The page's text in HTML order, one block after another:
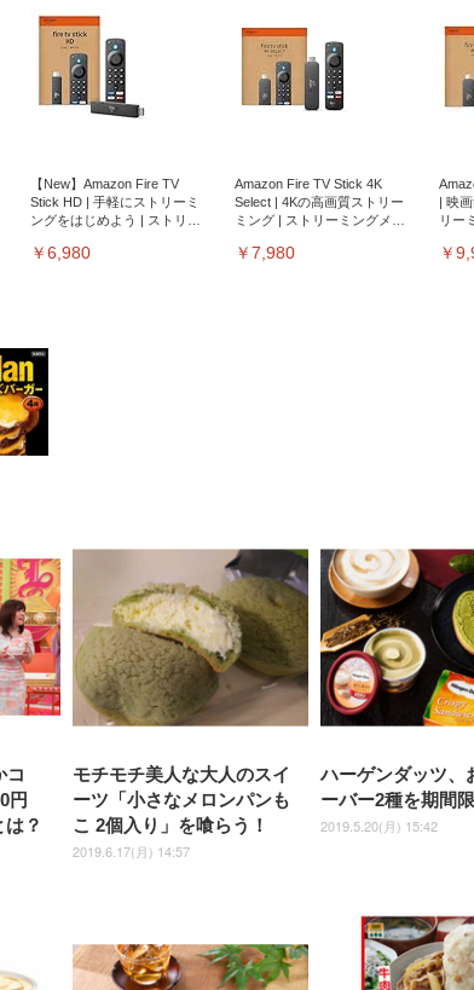
【New】Amazon Fire TV
Stick HD | 手軽にストリーミ
ングをはじめよう | ストリー
￥6,980
Amazon Fire TV Stick 4K
Select | 4Kの高画質ストリー
ミング | ストリーミングメデ
￥7,980
| 映
リー
￥
／デスクチェア メッシュチェ
ア 人間工学 疲れない ブラッ
ク
￥27,999
チェア 疲れない テレワーク
チェア 強化バックレスト 30
度ロッキング機能 人間工学 椅
子 腰サポート 90度跳ね上げ
式アームレスト 3Dヘッドレス
ト ハンガー付き 高反発クッシ
ョン PCチェア 通気性メッシ
ュ ゲーミング/勉強/事務用 お
しゃれ パソコンチェア (ブラ
ック)
￥7,680
チェ
チェ
ロッ
腰サ
ーム
ハン
ン
ゲー
ゃれ
ト)
￥
EV2740X-WT | 27.0型4K
UHD・USB Type-C・ホワイ
ト
￥109,572
ク付き（CFI-ZDM1J）
￥49,979
ニター フ
HD（
沢 HDMI/
スピーカ
イベル
￥
ーツ 厚型 ワイド 42枚x2袋(84
枚) ホワイト(吸収面:ライトブ
ルー)
￥3,234
ツ L 中型犬用 26枚入り 単品
￥1,800
ック
ペッ
ワイ
販売)
￥
コ
円
？
モチモチ美人な大人のスイ
ーツ「小さなメロンパンも
こ 2個入り」を喰らう！
2019.6.17(月) 14:57
ハーゲンダッツ、
ーバー2種を期間
2019.5.20(月) 15:42